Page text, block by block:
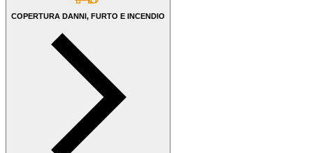
COPERTURA DANNI, FURTO E INCENDIO